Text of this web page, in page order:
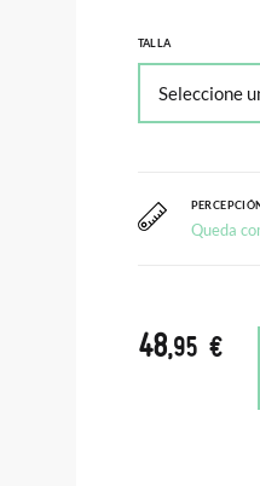
TALLA
Queda
48,95 €